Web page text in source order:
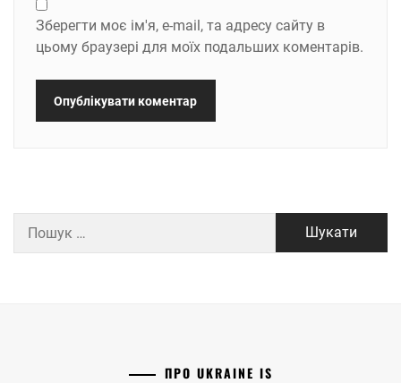
Зберегти моє ім'я, e-mail, та адресу сайту в
цьому браузері для моїх подальших коментарів.
ПРО UKRAINE IS